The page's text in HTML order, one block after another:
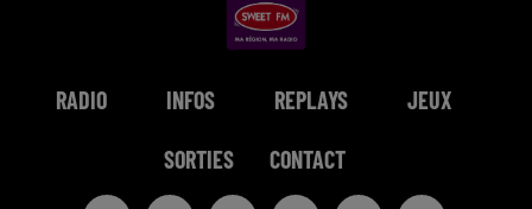
RADIO INFOS REPLAYS JEUX
SORTIES CONTACT